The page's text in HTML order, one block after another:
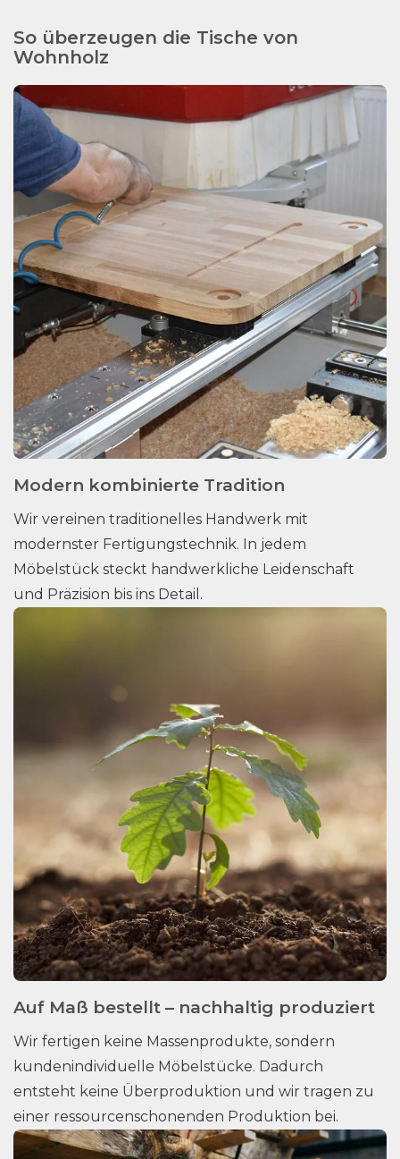
So überzeugen die Tische von
Wohnholz
Modern kombinierte Tradition
Wir vereinen traditionelles Handwerk mit
modernster Fertigungstechnik. In jedem
Möbelstück steckt handwerkliche Leidenschaft
und Präzision bis ins Detail.
Auf Maß bestellt – nachhaltig produziert
Wir fertigen keine Massenprodukte, sondern
kundenindividuelle Möbelstücke. Dadurch
entsteht keine Überproduktion und wir tragen zu
einer ressourcenschonenden Produktion bei.